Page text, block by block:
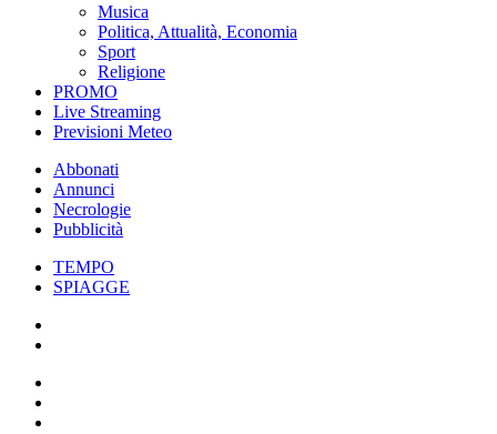
Musica
Politica, Attualità, Economia
Sport
Religione
PROMO
Live Streaming
Previsioni Meteo
Abbonati
Annunci
Necrologie
Pubblicità
TEMPO
SPIAGGE